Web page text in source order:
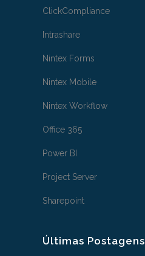
ClickCompliance
Intrashare
Nintex Forms
Nintex Mobile
Nintex Workflow
Office 365
Power BI
Project Server
Sharepoint
Últimas Postagens